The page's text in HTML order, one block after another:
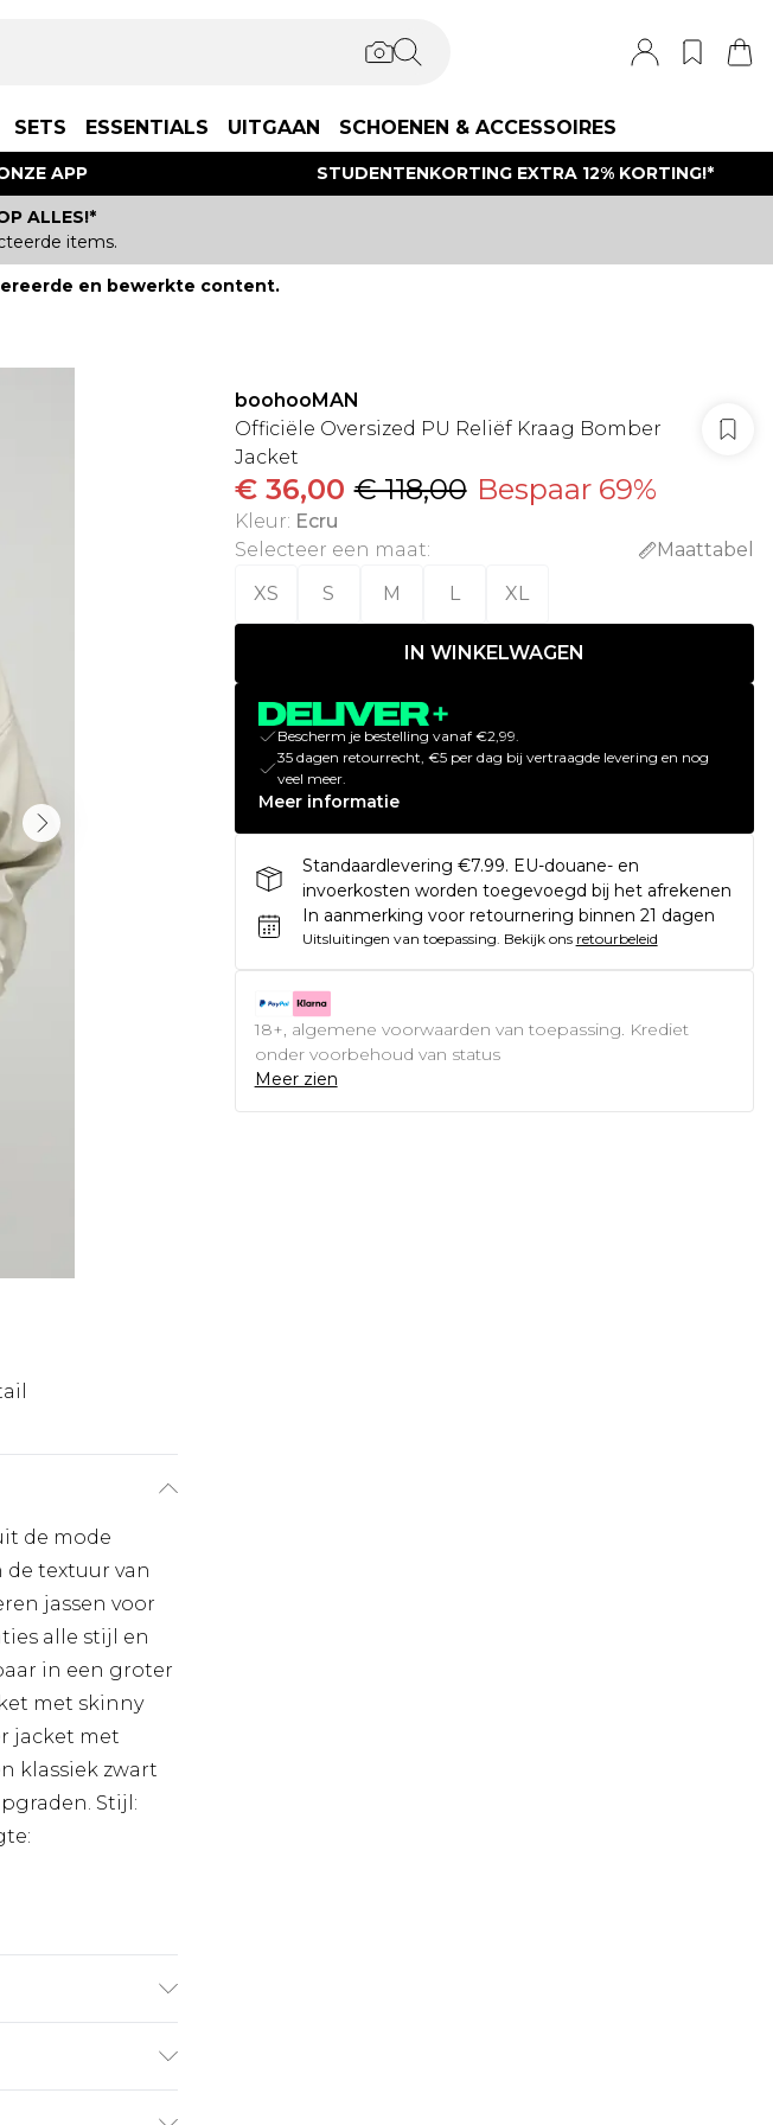
SETS ESSENTIALS UITGAAN SCHOENEN & ACCESSOIRES
APP STUDENTENKORTING EXTRA 12% KORTING!*
ALLES!*
items.
en bewerkte content.
de mode
textuur van
jassen voor
alle stijl en
in een groter
met skinny
jacket met
klassiek zwart
Stijl:
€7.99
boohooMAN
Officiële Oversized PU Reliëf Kraag Bomber
Jacket
€ 36,00 € 118,00 Bespaar 69%
Kleur: Ecru
Selecteer een maat:
Maattabel
XS
S M L XL
IN WINKELWAGEN
Bescherm je bestelling vanaf €2,99.
35 dagen retourrecht, €5 per dag bij vertraagde levering en nog
veel meer.
Meer informatie
Standaardlevering €7.99. EU-douane- en
invoerkosten worden toegevoegd bij het afrekenen
In aanmerking voor retournering binnen 21 dagen
Uitsluitingen van toepassing. Bekijk ons retourbeleid
18+, algemene voorwaarden van toepassing. Krediet
onder voorbehoud van status
Meer zien